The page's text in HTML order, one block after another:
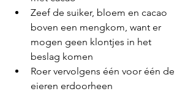
Zeef de suiker, bloem en cacao
boven een mengkom, want er
mogen geen klontjes in het
beslag komen
Roer vervolgens één voor één de
eieren erdoorheen